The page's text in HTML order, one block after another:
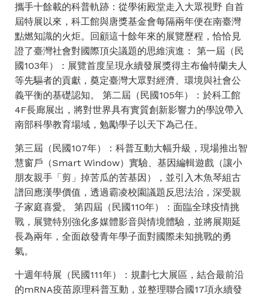
攜手十餘載的科普軌跡：從學術殿堂走入大眾視野 自首
屆特展以來，科工館與唐獎基金會每隔兩年便在南臺灣
點燃知識的火炬。回顧這十餘年來的展覽歷程，恰恰見
證了臺灣社會對國際頂尖議題的思維演進： 第一屆（民
國103年）：展覽首度呈現永續發展獎得主布倫特蘭夫人
等先驅者的貢獻，奠定臺灣大眾對經濟、環境與社會公
義平衡的基礎認知。 第二屆（民國105年）：於科工館
4F長廊展出，將對世界具有實質創新影響力的學說帶入
南部科學教育場域，勉勵學子以天下為己任。
第三屆（民國107年）：科普互動大幅升級，現場推出智
慧窗戶（Smart Window）實驗、基因編輯遊戲（讓小
朋友親手「剪」掉苦瓜的苦基因），並引入木魚琴組古
譜回應漢學價值，透過霸凌校園議題反思法治，深受親
子家庭喜愛。 第四屆（民國110年）：面臨全球疫情挑
戰，展覽特別強化多媒體影音與情境體驗，並將展期延
長為兩年，全面啟發青年學子面對國際未知挑戰的勇
氣。
十週年特展（民國111年）：規劃七大展區，結合最前沿
的mRNA疫苗原理科普互動，並整理聯合國17項永續發